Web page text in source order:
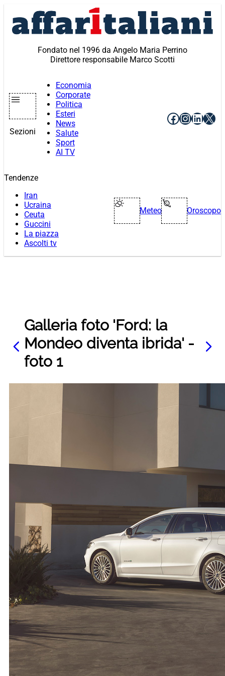
contenuto
Fondato nel 1996 da Angelo Maria Perrino
Direttore responsabile Marco Scotti
Sezioni
Economia
Corporate
Politica
Esteri
News
Salute
Sport
AI TV
Facebook
X
Tendenze
Iran
Ucraina
Ceuta
Guccini
La piazza
Ascolti tv
Meteo Oroscopo
Galleria foto 'Ford: la
Mondeo diventa ibrida' -
foto 1